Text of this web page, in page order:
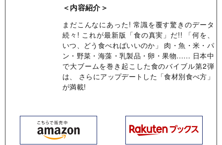
＜内容紹介＞
まだこんなにあった! 常識を覆す驚きのデータ
続々! これが最新版「食の真実」だ!! 「何を、
いつ、どう食べればいいのか」 肉・魚・米・パ
ン・野菜・海藻・乳製品・卵・果物…… 日本中
で大ブームを巻き起こした食のバイブル第2弾
は、 さらにアップデートした「食材別食べ方」
が満載!